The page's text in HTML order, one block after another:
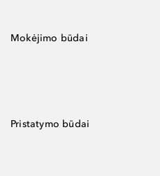
Mokėjimo būdai
Pristatymo būdai